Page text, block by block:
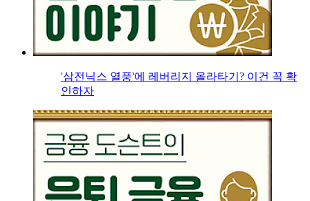
'삼전닉스 열풍'에 레버리지 올라타기? 이건 꼭 확
인하자